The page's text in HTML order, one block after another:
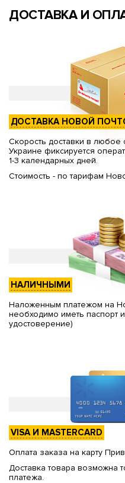
ДОСТАВКА И
ДОСТАВКА НОВОЙ
Скорость доставки в
Украине фиксируется
1-3 календарных дней.
Стоимость - по тарифам
НАЛИЧНЫМИ
Наложенным платежом на
необходимо иметь паспорт
удостоверение)
VISA И MASTERCARD
Оплата заказа на карту
Доставка товара возможна
платежа.